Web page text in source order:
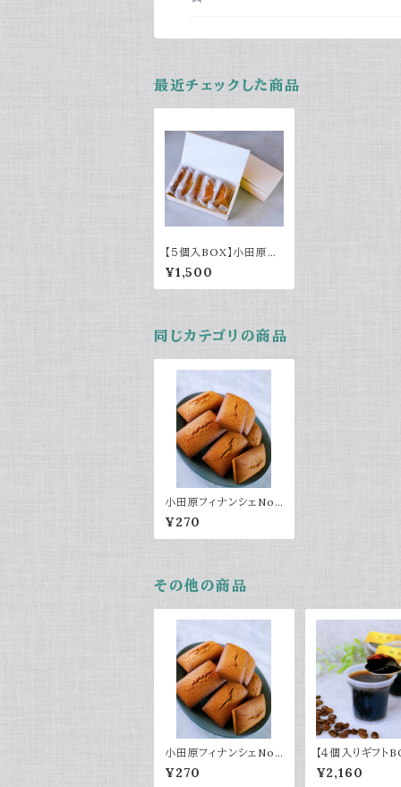
最近チェックした商品
【５個入BOX】小田原フ
ィナンシェNo.002～焦
がしバター香る～
¥1,500
同じカテゴリの商品
小田原フィナンシェNo.
002～焦がしバター香
る～
¥270
その他の商品
小田原フィナンシェNo.
002～焦がしバター香
る～
¥270
【４個入りギフト
琥珀コーヒーゼリ
¥2,160